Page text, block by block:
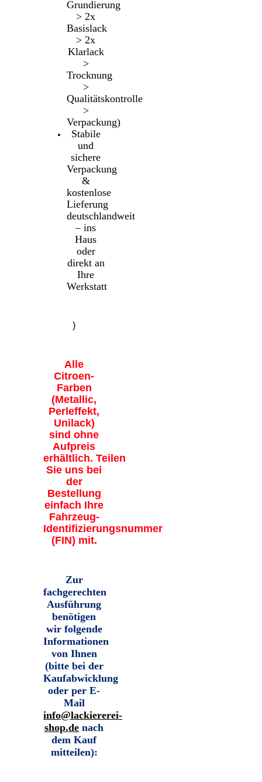
Grundierung
> 2x
Basislack
> 2x
Klarlack
>
Trocknung
>
Qualitätskontrolle
>
Verpackung)
Stabile
und
sichere
Verpackung
&
kostenlose
Lieferung
deutschlandweit
– ins
Haus
oder
direkt an
Ihre
Werkstatt
)
Alle
Citroen-
Farben
(Metallic,
Perleffekt,
Unilack)
sind ohne
Aufpreis
erhältlich. Teilen
Sie uns bei
der
Bestellung
einfach Ihre
Fahrzeug-
Identifizierungsnummer
(FIN) mit.
Zur
fachgerechten
Ausführung
benötigen
wir folgende
Informationen
von Ihnen
(bitte bei der
Kaufabwicklung
oder per E-
Mail
info@lackiererei-
shop.de nach
dem Kauf
mitteilen):